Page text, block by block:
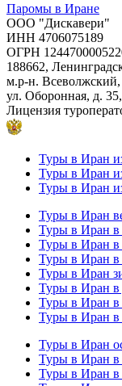
Паромы в Иране
ООО "Дискавери"
ИНН 4706075189
ОГРН
188662,
м.р-н.
ул. Оборонная, д.
Лицензия
Туры в Иран
Туры в Иран
Туры в Иран
Туры в Иран
Туры в Иран в
Туры в Иран в
Туры в Иран в
Туры в Иран
Туры в Иран в
Туры в Иран в
Туры в Иран в
Туры в Иран
Туры в Иран в
Туры в Иран в